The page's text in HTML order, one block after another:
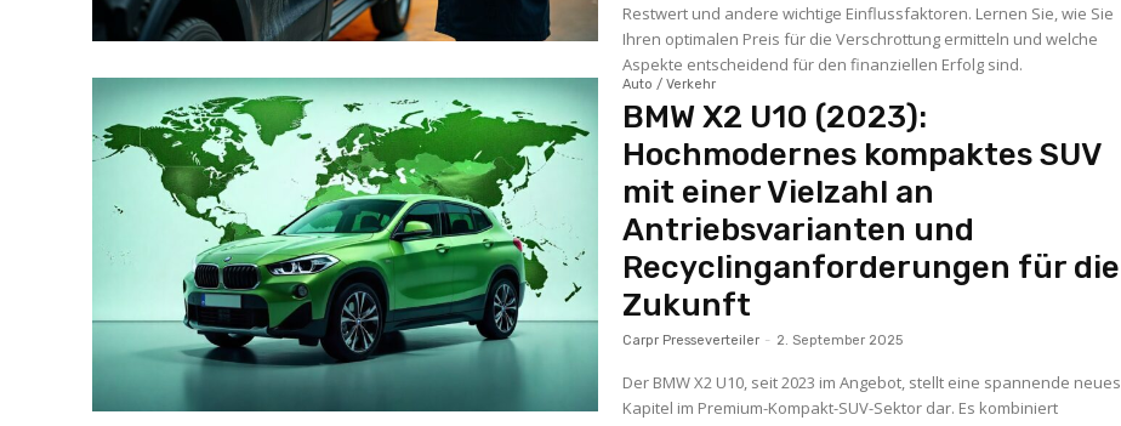
Restwert und andere wichtige Einflussfaktoren. Lernen Sie, wie Sie
Ihren optimalen Preis für die Verschrottung ermitteln und welche
Aspekte entscheidend für den finanziellen Erfolg sind.
Auto / Verkehr
BMW X2 U10 (2023):
Hochmodernes kompaktes SUV
mit einer Vielzahl an
Antriebsvarianten und
Recyclinganforderungen für die
Zukunft
Carpr Presseverteiler - 2. September 2025
Der BMW X2 U10, seit 2023 im Angebot, stellt eine spannende neues
Kapitel im Premium-Kompakt-SUV-Sektor dar. Es kombiniert